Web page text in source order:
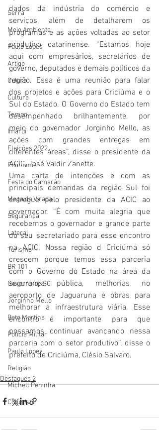
Serra
Meio Ambiente
Paulo Lopes
Artigo
Culura
Cultura
Tempo
Imaruí
Eleições 2022
Economia
Festa do Camarão
Mega da Virada
Segurança
Lateral
Turismo
BR 101
Governo de SC
Jorginho Mello
Beto Martins
Polícia Militar
Paulo Lopes
Religião
Michell Peninha
Colunista
dados da indústria do comércio e
serviços, além de detalharem os
programas e as ações voltadas ao setor
produtivo catarinense. “Estamos hoje
aqui com empresários, secretários de
governo, deputados e demais políticos da
região. Essa é uma reunião para falar
dos projetos e ações para Criciúma e o
Sul do Estado. O Governo do Estado tem
desempenhado brilhantemente, por
meio do governador Jorginho Mello, as
ações com grandes entregas em
diferentes áreas”, disse o presidente da
ACIC, José Valdir Zanette.
Uma carta de intenções e com as
principais demandas da região Sul foi
entregue pelo presidente da ACIC ao
governador. “É com muita alegria que
recebemos o governador e grande parte
do seu secretariado para esse encontro
na ACIC. Nossa região d Criciúma só
crescem porque temos essa parceria
com o Governo do Estado na área da
segurança pública, melhorias no
aeroporto de Jaguaruna e obras para
melhorar a infraestrutura viária. Esse
encontro é importante para que
possamos continuar avançando nessa
parceria com o setor produtivo”, disse o
prefeito de Criciúma, Clésio Salvaro.
Destaques 2